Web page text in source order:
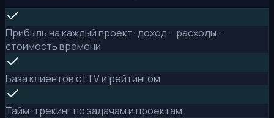
Прибыль на каждый проект: доход − расходы −
стоимость времени
База клиентов с LTV и рейтингом
Тайм-трекинг по задачам и проектам